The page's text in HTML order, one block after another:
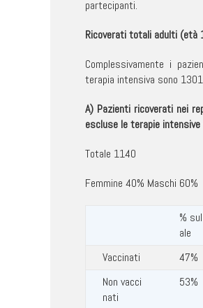
partecipanti.
Ricoverati totali adulti (età
Complessivamente i
terapia intensiva sono
A) Pazienti ricoverati nei
escluse le terapie
Totale 1140
Femmine 40% Maschi 60%
%
ale
Vaccinati
47%
Non vacci
nati
53%